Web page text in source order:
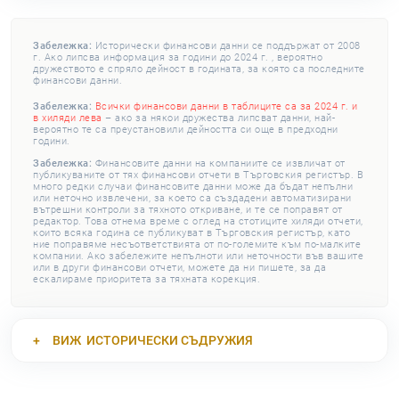
Забележка: Исторически финансови данни се поддържат от 2008
г. Ако липсва информация за години до 2024 г. , вероятно
дружеството е спряло дейност в годината, за която са последните
финансови данни.
Забележка: Всички финансови данни в таблиците са за 2024 г. и
в хиляди лева – ако за някои дружества липсват данни, най-
вероятно те са преустановили дейността си още в предходни
години.
Забележка: Финансовите данни на компаниите се извличат от
публикуваните от тях финансови отчети в Търговския регистър. В
много редки случаи финансовите данни може да бъдат непълни
или неточно извлечени, за което са създадени автоматизирани
вътрешни контроли за тяхното откриване, и те се поправят от
редактор. Това отнема време с оглед на стотиците хиляди отчети,
които всяка година се публикуват в Търговския регистър, като
ние поправяме несъответствията от по-големите към по-малките
компании. Ако забележите непълноти или неточности във вашите
или в други финансови отчети, можете да ни пишете, за да
ескалираме приоритета за тяхната корекция.
ВИЖ ИСТОРИЧЕСКИ СЪДРУЖИЯ